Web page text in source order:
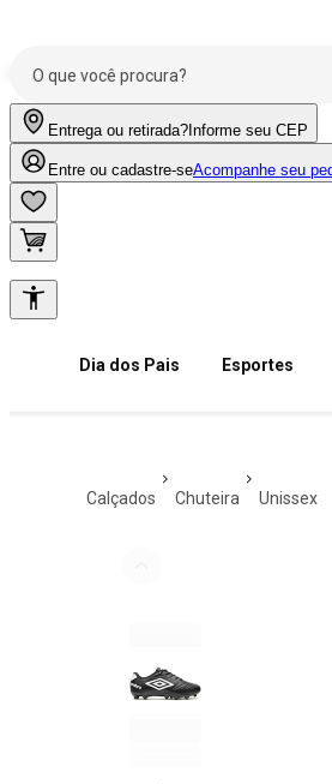
Entrega ou retirada? Informe seu CEP
Entre ou cadastre-seAcompanhe seu
Dia dos Pais Esportes
calçados chuteira unissex